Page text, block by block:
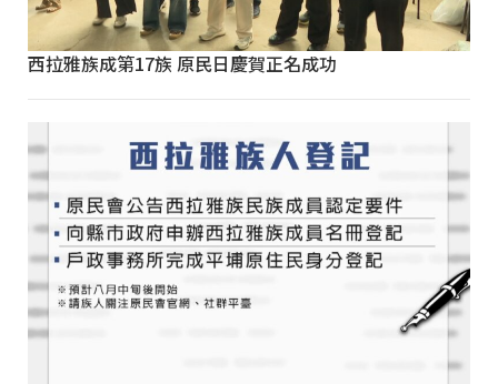
西拉雅族成第17族 原民日慶賀正名成功